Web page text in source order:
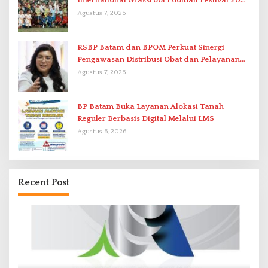
di Stadion Temenggung Abdul Jamal
Agustus 7, 2026
RSBP Batam dan BPOM Perkuat Sinergi
Pengawasan Distribusi Obat dan Pelayanan
Kefarmasian
Agustus 7, 2026
BP Batam Buka Layanan Alokasi Tanah
Reguler Berbasis Digital Melalui LMS
Agustus 6, 2026
Recent Post